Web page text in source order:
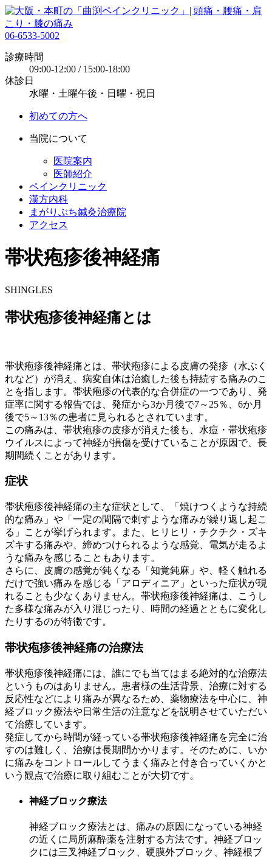
06-6533-5002
診療時間
09:00-12:00 / 15:00-18:00
休診日
水曜・土曜午後・日曜・祝日
初めての方へ
当院について
医院案内
医師紹介
ペインクリニック
漢方内科
まがりぶち鍼灸治療院
アクセス
帯状疱疹後神経痛
SHINGLES
帯状疱疹後神経痛とは
帯状疱疹後神経痛とは、帯状疱疹による皮膚の発疹（水ぶく
れなど）が消え、病変自体は治癒した後も持続する痛みのこ
とを指します。帯状疱疹の代表的な合併症の一つであり、発
症率に関する報告では、発症から3か月後で7～25％、6か月
後で5～13％の患者に見られるとされています。
この痛みは、帯状疱疹の皮疹が消えた後も、水痘・帯状疱疹
ウイルスによって神経が損傷を受けていることが原因で、長
期間続くことがあります。
症状
帯状疱疹後神経痛の主な症状として、「焼けつくような持続
的な痛み」や「一定の間隔で刺すような痛みが繰り返し起こ
る」ことが挙げられます。また、ヒリヒリ・チクチク・ズキ
ズキする痛みや、締めつけられるような感覚、電気が走るよ
うな痛みを感じることもあります。
さらに、皮膚の感覚が鈍くなる「知覚鈍麻」や、軽く触れる
だけで強い痛みを感じる「アロディニア」といった症状が現
れることも少なくありません。帯状疱疹後神経痛は、こうし
た多様な痛みが入り混じったり、時間の経過とともに変化し
たりするのが特徴です。
帯状疱疹後神経痛の治療法
帯状疱疹後神経痛には、誰にでも当てはまる絶対的な治療法
というものはありません。患者様の生活背景、治療に対する
反応性などにより痛みが異なるため、薬物療法を中心に、神
経ブロック療法や日常生活の注意などを説明させていただい
て治療しています。
発症してから時間が経っている帯状疱疹後神経痛を完全に治
すのは難しく、治療は長期間かかります。そのために、いか
に痛みをコントロールしてうまく痛みと付き合っていくかと
いう観点で治療に取り組むことが大切です。
神経ブロック療法
神経ブロック療法とは、痛みの原因になっている神経
の近くに局所麻酔薬を注射する方法です。神経ブロッ
クには三叉神経ブロック、硬膜外ブロック、神経根ブ